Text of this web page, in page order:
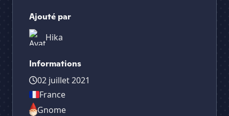
Ajouté par
Hika
Informations
02 juillet 2021
France
Gnome